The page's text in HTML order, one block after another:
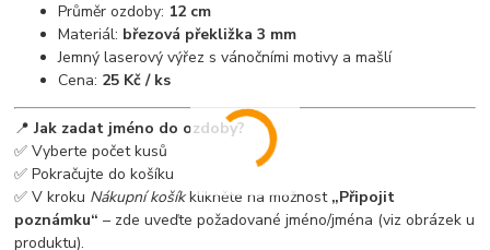
Průměr ozdoby: 12 cm
Materiál: březová překližka 3 mm
Jemný laserový výřez s vánočními motivy a mašlí
Cena: 25 Kč / ks
📍Jak zadat jméno do ozdoby?
✅ Vyberte počet kusů
✅ Pokračujte do košíku
✅ V kroku Nákupní košíkklikněte na možnost „Připojit
poznámku“ – zde uveďte požadované jméno/jména (viz obrázek u
produktu).